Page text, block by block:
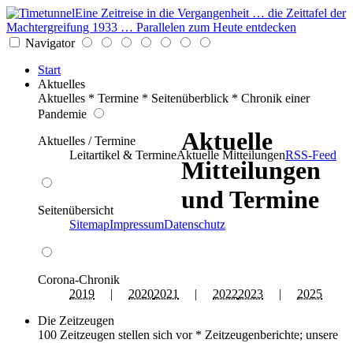
Eine Zeitreise in die Vergangenheit … die Zeittafel der
Machtergreifung 1933 … Parallelen zum Heute entdecken
Navigator
Start
Aktuelles
Aktuelles * Termine * Seitenüberblick * Chronik einer
Pandemie
Aktuelles / Termine
Leitartikel & TermineAktuelle MitteilungenRSS-Feed
Seitenübersicht
SitemapImpressumDatenschutz
Corona-Chronik
2019 | 20202021 | 20222023 | 2025
Die Zeitzeugen
100 Zeitzeugen stellen sich vor * Zeitzeugenberichte; unsere
Aktuelle
Mitteilungen
und Termine